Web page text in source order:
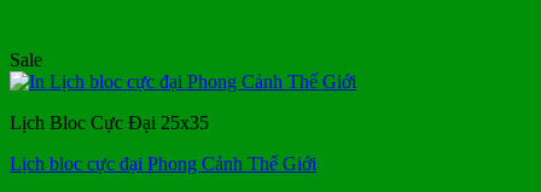
Sale
Lịch Bloc Cực Đại 25x35
Lịch bloc cực đại Phong Cảnh Thế Giới